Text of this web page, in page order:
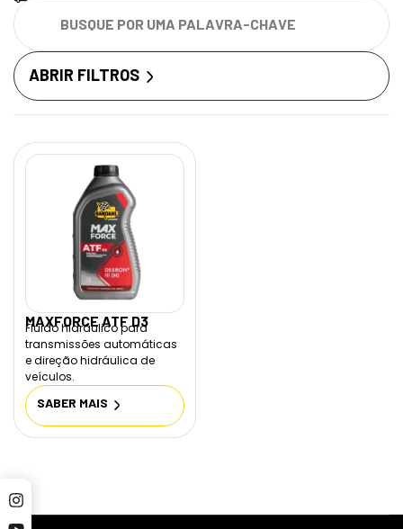
ABRIR FILTROS
MAXFORCE ATF D3
Fluido hidráulico para
transmissões automáticas
e direção hidráulica de
veículos.
SABER MAIS